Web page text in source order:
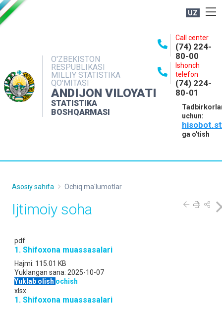
UZ
O'ZBEKISTON
RESPUBLIKASI
MILLIY STATISTIKA
QO'MITASI
ANDIJON VILOYATI
STATISTIKA
BOSHQARMASI
Call center
(74) 224-
80-00
Ishonch
telefon
(74) 224-
80-01
uchun:
ga o'tish
NASHRLAR
INTERAKTIV XIZMATLAR
MATBUOT XIZMATI
MUROJAATLAR
Asosiy sahifa Ochiq ma'lumotlar
Ijtimoiy soha
pdf
1. Shifoxona muassasalari
Hajmi: 115.01 KB
Yuklangan sana: 2025-10-07
Yuklab olish ochish
xlsx
1. Shifoxona muassasalari